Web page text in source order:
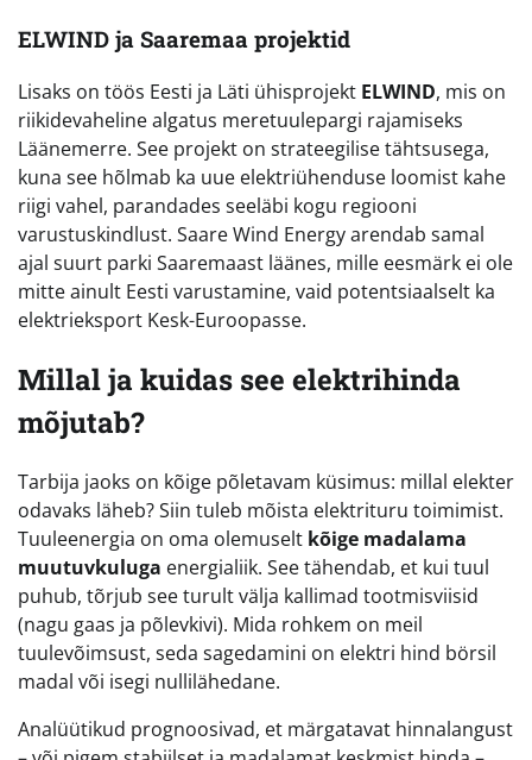
ELWIND ja Saaremaa projektid
Lisaks on töös Eesti ja Läti ühisprojekt ELWIND, mis on
riikidevaheline algatus meretuulepargi rajamiseks
Läänemerre. See projekt on strateegilise tähtsusega,
kuna see hõlmab ka uue elektriühenduse loomist kahe
riigi vahel, parandades seeläbi kogu regiooni
varustuskindlust. Saare Wind Energy arendab samal
ajal suurt parki Saaremaast läänes, mille eesmärk ei ole
mitte ainult Eesti varustamine, vaid potentsiaalselt ka
elektrieksport Kesk-Euroopasse.
Millal ja kuidas see elektrihinda
mõjutab?
Tarbija jaoks on kõige põletavam küsimus: millal elekter
odavaks läheb? Siin tuleb mõista elektrituru toimimist.
Tuuleenergia on oma olemuselt kõige madalama
muutuvkuluga energialiik. See tähendab, et kui tuul
puhub, tõrjub see turult välja kallimad tootmisviisid
(nagu gaas ja põlevkivi). Mida rohkem on meil
tuulevõimsust, seda sagedamini on elektri hind börsil
madal või isegi nullilähedane.
Analüütikud prognoosivad, et märgatavat hinnalangust